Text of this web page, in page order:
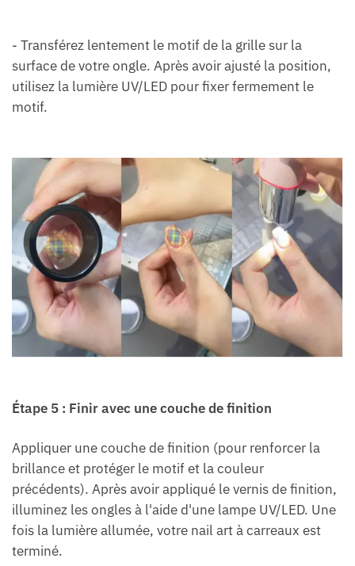
- Transférez lentement le motif de la grille sur la
surface de votre ongle. Après avoir ajusté la position,
utilisez la lumière UV/LED pour fixer fermement le
motif.
Étape 5 : Finir avec une couche de finition
Appliquer une couche de finition (pour renforcer la
brillance et protéger le motif et la couleur
précédents). Après avoir appliqué le vernis de finition,
illuminez les ongles à l'aide d'une lampe UV/LED. Une
fois la lumière allumée, votre nail art à carreaux est
terminé.